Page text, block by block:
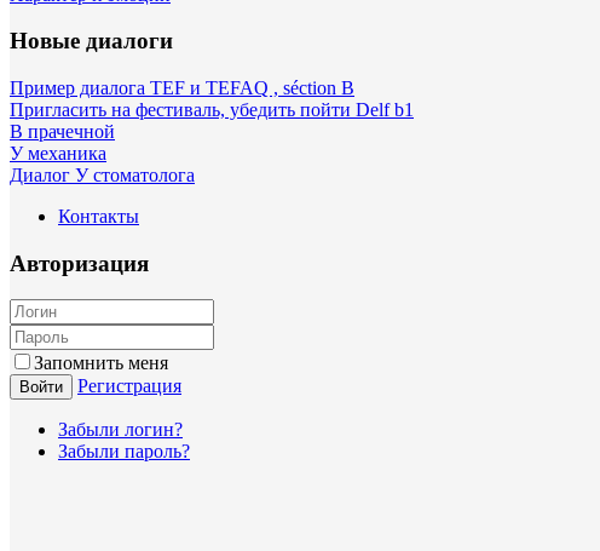
Новые диалоги
Пример диалога TEF и TEFAQ , séction B
Пригласить на фестиваль, убедить пойти Delf b1
В прачечной
У механика
Диалог У стоматолога
Контакты
Авторизация
Запомнить меня
Войти Регистрация
Забыли логин?
Забыли пароль?